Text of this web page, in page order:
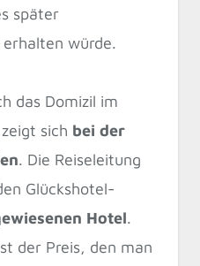
später
erhalten würde.
das Domizil im
sich bei der
. Die Reiseleitung
Glückshotel-
Hotel.
der Preis, den man